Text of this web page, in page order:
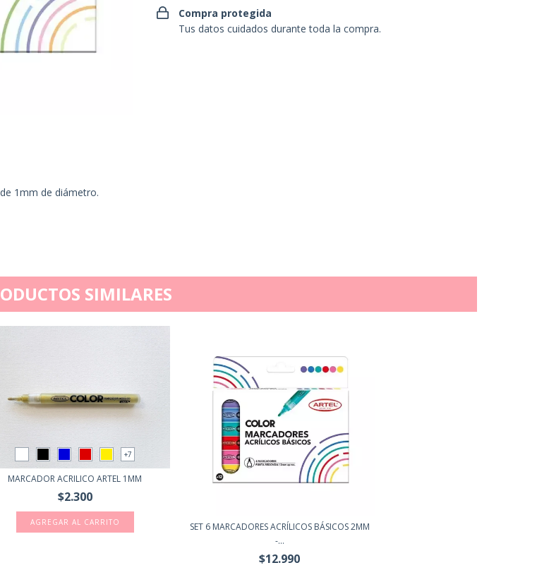
1mm de diámetro.
Compra protegida
Tus datos cuidados durante toda la compra.
SIMILARES
+7
MARCADOR ACRILICO ARTEL 1MM
$2.300
AGREGAR AL CARRITO
SET 6 MARCADORES ACRÍLICOS BÁSICOS 2MM
-...
$12.990